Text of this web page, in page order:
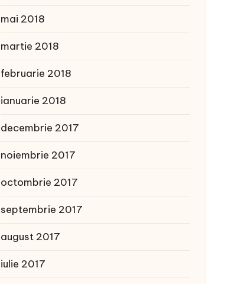
mai 2018
martie 2018
februarie 2018
ianuarie 2018
decembrie 2017
noiembrie 2017
octombrie 2017
septembrie 2017
august 2017
iulie 2017